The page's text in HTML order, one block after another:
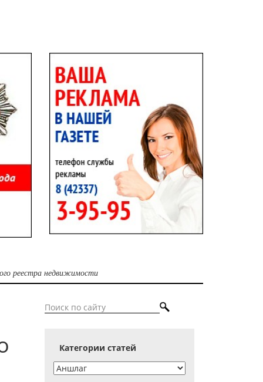
реестра недвижимости
Категории статей